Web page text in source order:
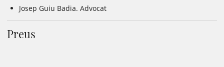
Josep Guiu Badia. Advocat
Preus